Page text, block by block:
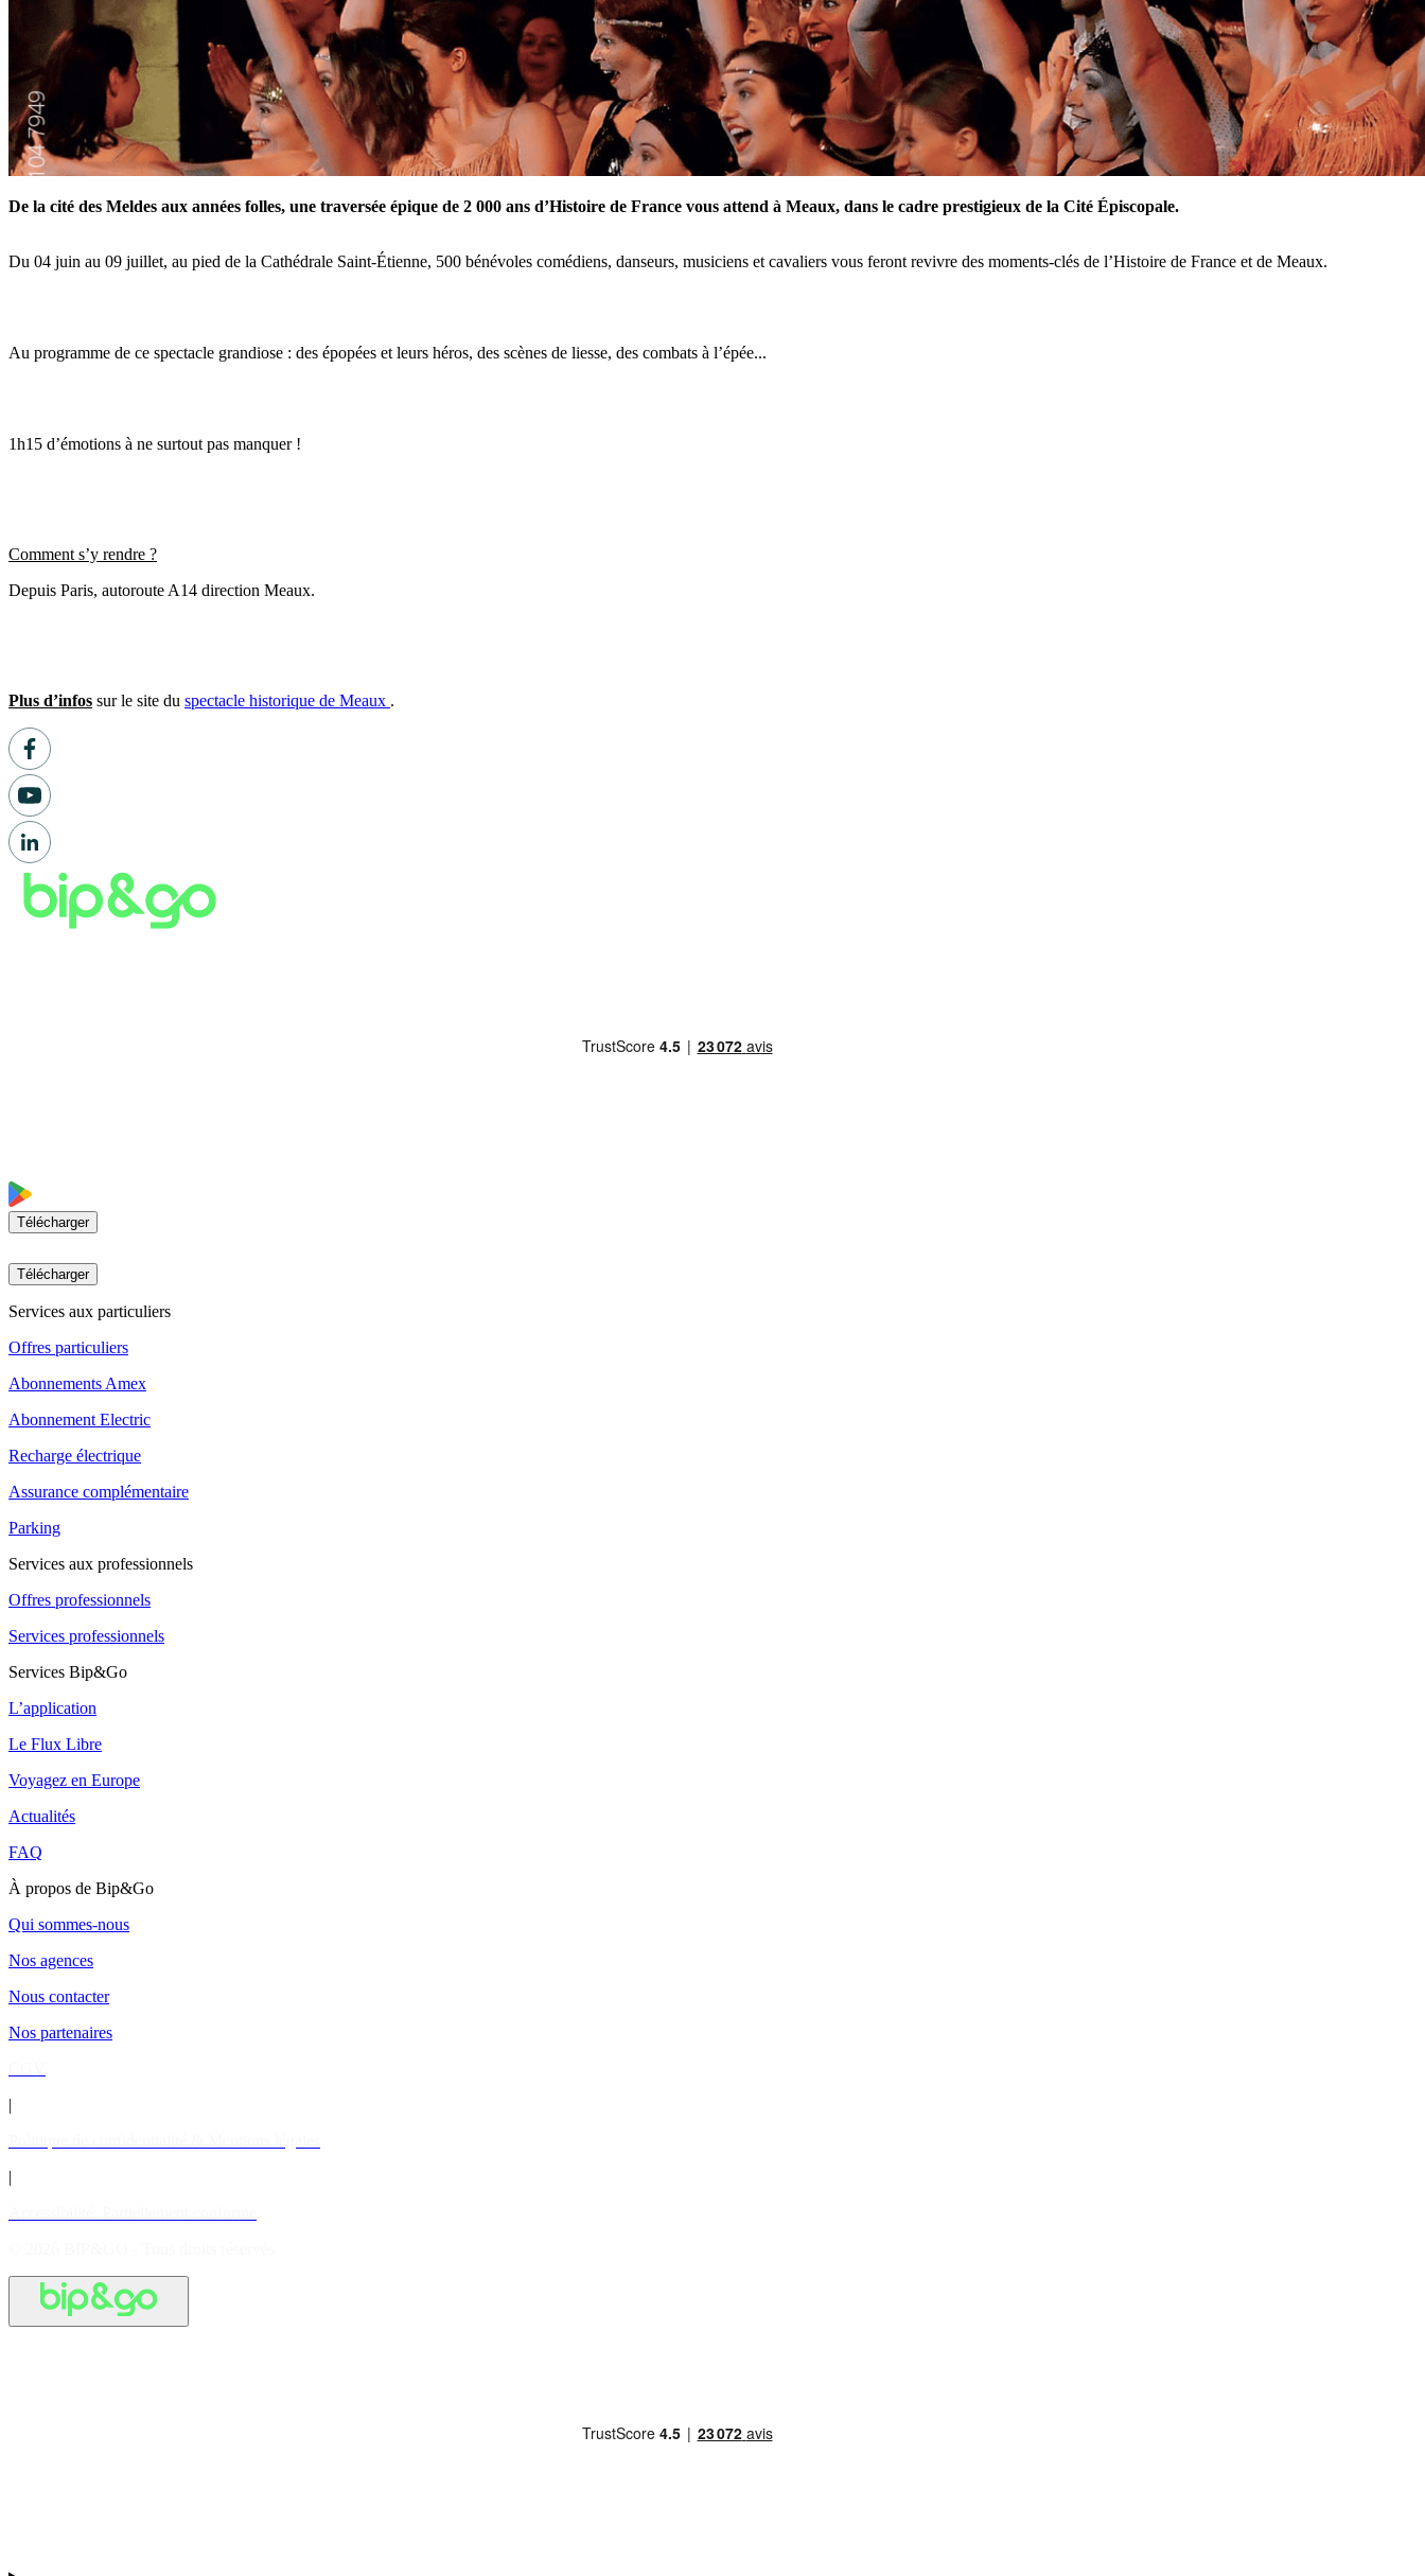
De la cité des Meldes aux années folles, une traversée épique de 2 000 ans d’Histoire de France vous attend à Meaux, dans le cadre prestigieux de la Cité Épiscopale.
Du 04 juin au 09 juillet, au pied de la Cathédrale Saint-Étienne, 500 bénévoles comédiens, danseurs, musiciens et cavaliers vous feront revivre des moments-clés de l’Histoire de France et de Meaux.
Au programme de ce spectacle grandiose : des épopées et leurs héros, des scènes de liesse, des combats à l’épée...
1h15 d’émotions à ne surtout pas manquer !
Comment s’y rendre ?
Depuis Paris, autoroute A14 direction Meaux.
Plus d’infos sur le site du spectacle historique de Meaux .
Télécharger
Télécharger
Services aux particuliers
Offres particuliers
Abonnements Amex
Abonnement Electric
Recharge électrique
Assurance complémentaire
Parking
Services aux professionnels
Offres professionnels
Services professionnels
Services Bip&Go
L’application
Le Flux Libre
Voyagez en Europe
Actualités
FAQ
À propos de Bip&Go
Qui sommes-nous
Nos agences
Nous contacter
Nos partenaires
|
|